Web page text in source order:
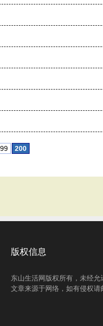
200
版权信息
东山生活网版权所有，未经
文章来源于网络，如有侵权请